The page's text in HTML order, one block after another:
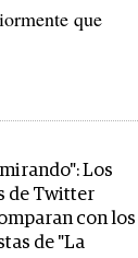
que
Los
de Twitter
con los
de "La